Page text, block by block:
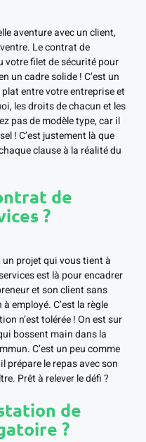
aventure avec un client,
Le contrat de
votre filet de sécurité pour
un cadre solide ! C’est un
entre votre entreprise et
les droits de chacun et les
pas de modèle type, car il
! C’est justement là que
clause à la réalité du
de
?
projet qui vous tient à
est là pour encadrer
et son client sans
employé. C’est la règle
n’est tolérée ! On est sur
bossent main dans la
C’est un peu comme
prépare le repas avec son
Prêt à relever le défi ?
de
?